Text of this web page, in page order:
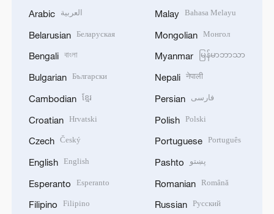
Arabic العربية
Belarusian Беларуская
Bengali বাংলা
Bulgarian Български
Cambodian ខ្មែរ
Croatian Hrvatski
Czech Český
English English
Esperanto Esperanto
Filipino Filipino
Malay Bahasa Melayu
Mongolian Монгол
Myanmar မြန်မာဘာသာ
Nepali नेपाली
Persian فارسی
Polish Polski
Portuguese Português
Pashto پښتو
Romanian Română
Russian Русский